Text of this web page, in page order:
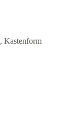
, Kastenform